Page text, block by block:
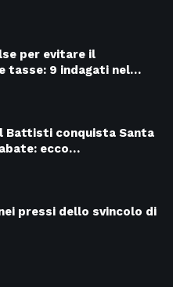
per evitare il
tasse: 9 indagati nel…
Battisti conquista Santa
ecco…
pressi dello svincolo di